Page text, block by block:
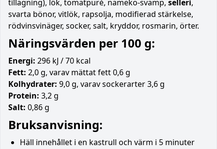
tillagning), lök, tomatpuré, nameko-svamp, selleri,
svarta bönor, vitlök, rapsolja, modifierad stärkelse,
rödvinsvinäger, socker, salt, kryddor, rosmarin, örter.
Näringsvärden per 100 g:
Energi: 296 kJ / 70 kcal
Fett: 2,0 g, varav mättat fett 0,6 g
Kolhydrater: 9,0 g, varav sockerarter 3,6 g
Protein: 3,2 g
Salt: 0,86 g
Bruksanvisning:
Häll innehållet i en kastrull och värm i 5 minuter